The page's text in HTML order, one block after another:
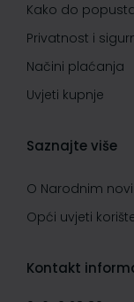
Kako do
Privatnost i
Načini plaćanja
Uvjeti kupnje
Saznajte više
O Narodnim
Opći uvjeti
Kontakt